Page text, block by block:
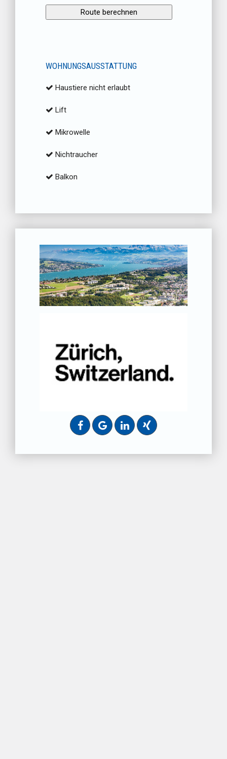
WOHNUNGSAUSSTATTUNG
Haustiere nicht erlaubt
Lift
Mikrowelle
Nichtraucher
Balkon